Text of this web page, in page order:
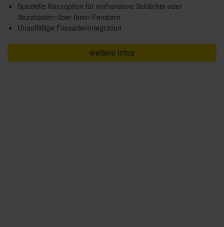
Spezielle Konzeption für vorhandene Schächte oder
Sturzkästen über Ihren Fenstern
Unauffällige Fassadenintegration
weitere Infos